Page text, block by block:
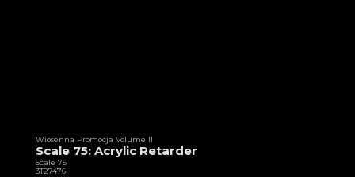
Wiosenna Promocja Volume II
Scale 75: Acrylic Retarder
Scale 75
3T27476